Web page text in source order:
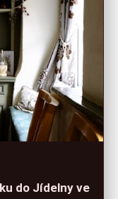
do Jídelny ve